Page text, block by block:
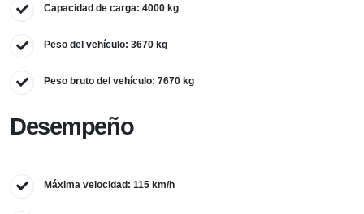
Capacidad de carga: 4000 kg
Peso del vehículo: 3670 kg
Peso bruto del vehículo: 7670 kg
Desempeño
Máxima velocidad: 115 km/h